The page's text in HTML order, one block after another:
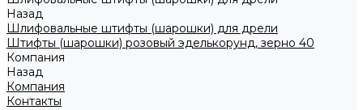
Назад
Шлифовальные штифты (шарошки) для дрели
Штифты (шарошки) розовый эделькорунд, зерно 40
Компания
Назад
Компания
Контакты